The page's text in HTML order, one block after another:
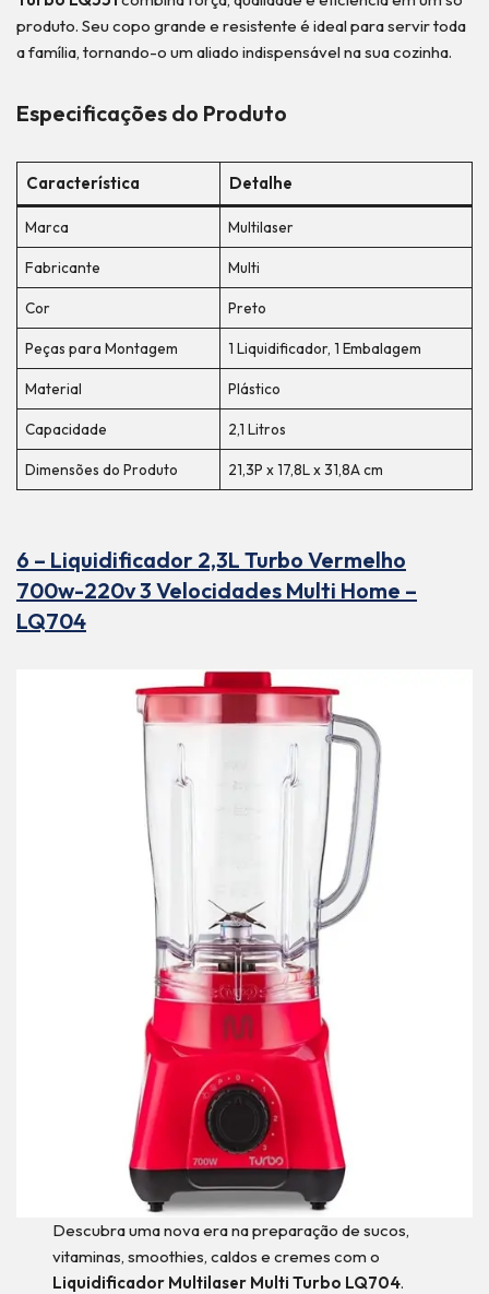
produto. Seu copo grande e resistente é ideal para servir toda
a família, tornando-o um aliado indispensável na sua cozinha.
Especificações do Produto
Característica Detalhe
Marca Multilaser
Fabricante Multi
Cor Preto
Peças para Montagem 1 Liquidificador, 1 Embalagem
Material Plástico
Capacidade 2,1 Litros
Dimensões do Produto 21,3P x 17,8L x 31,8A cm
6 – Liquidificador 2,3L Turbo Vermelho
700w-220v 3 Velocidades Multi Home –
LQ704
Descubra uma nova era na preparação de sucos,
vitaminas, smoothies, caldos e cremes com o
Liquidificador Multilaser Multi Turbo LQ704.